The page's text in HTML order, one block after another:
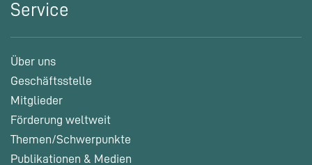
Service
Über uns
Geschäftsstelle
Mitglieder
Förderung weltweit
Themen/Schwerpunkte
Publikationen & Medien